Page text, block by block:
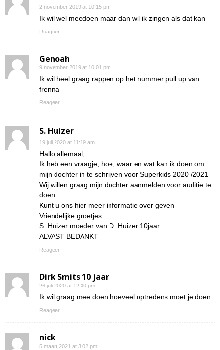
2 november 2019 at 10:15 pm
Ik wil wel meedoen maar dan wil ik zingen als dat kan
Reageer
Genoah
9 november 2019 at 10:01 pm
Ik wil heel graag rappen op het nummer pull up van
frenna
Reageer
S. Huizer
19 juli 2020 at 11:19 am
Hallo allemaal,
Ik heb een vraagje, hoe, waar en wat kan ik doen om
mijn dochter in te schrijven voor Superkids 2020 /2021
Wij willen graag mijn dochter aanmelden voor auditie te
doen
Kunt u ons hier meer informatie over geven
Vriendelijke groetjes
S. Huizer moeder van D. Huizer 10jaar
ALVAST BEDANKT
Reageer
Dirk Smits 10 jaar
26 juli 2020 at 12:30 pm
Ik wil graag mee doen hoeveel optredens moet je doen
Reageer
nick
5 maart 2021 at 3:02 pm